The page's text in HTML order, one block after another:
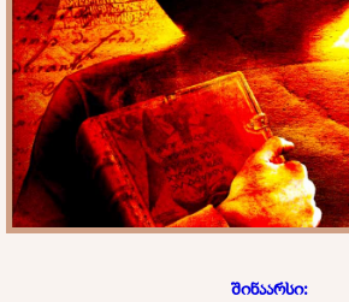
შინაარსი: